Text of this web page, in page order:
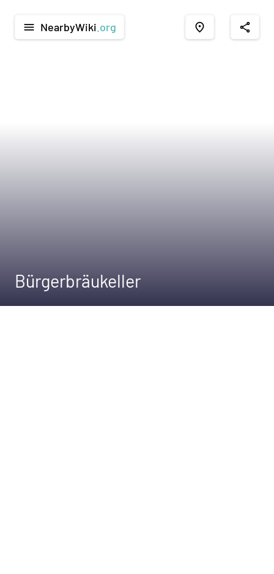
menu NearbyWiki .org place share
Bürgerbräukeller